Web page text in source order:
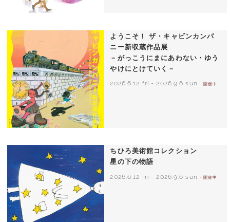
ようこそ！ ザ・キャビンカンパ
ニー新収蔵作品展
－がっこうにまにあわない・ゆう
やけにとけていく－
2026.6.12 fri -2026.9.6 sun - 開催中
ちひろ美術館コレクション
星の下の物語
2026.6.12 fri -2026.9.6 sun - 開催中